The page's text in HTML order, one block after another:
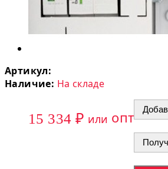
Артикул:
Наличие: На складе
15 334 ₽ или опт